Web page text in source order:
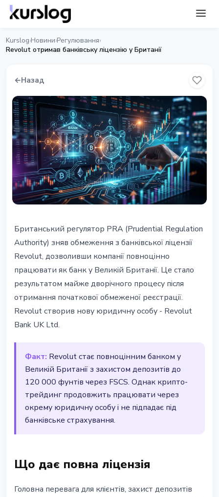
Kurslog›Новини›Регулювання›
Revolut отримав банківську ліцензію у Британії
←Назад
Revolut отримав повну
банківську ліцензію у Великій
Британії
11 березня 2026 р.2 хв читання
Наталія Дорофєєва
Британський регулятор PRA (Prudential Regulation
Authority) зняв обмеження з банківської ліцензії
Revolut, дозволивши компанії повноцінно
працювати як банк у Великій Британії. Це стало
результатом майже дворічного процесу після
отримання початкової обмеженої реєстрації.
Revolut створив нову юридичну особу - Revolut
Bank UK Ltd.
Факт: Revolut стає повноцінним банком у
Великій Британії з захистом депозитів до
120 000 фунтів через FSCS. Однак крипто-
трейдинг продовжить працювати через
окрему юридичну особу і не підпадає під
банківське страхування.
Що дає повна ліцензія
Головна перевага для клієнтів, захист депозитів